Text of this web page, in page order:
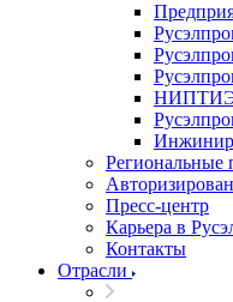
Региональные
Пресс-центр
Карьера в
Контакты
Отрасли